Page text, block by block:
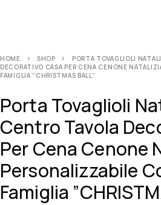
HOME SHOP
PORTA TOVAGLIOLI
DECORATIVO CASA PER CENA CENONE
FAMIGLIA ”CHRISTMAS BALL”
Porta Tovaglioli
Centro Tavola
Per Cena Cenone
Personalizzabile
Famiglia